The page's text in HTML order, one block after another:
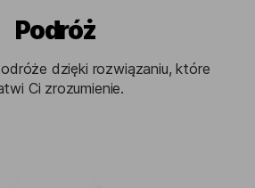
Podróż
dzięki rozwiązaniu, które
Ci zrozumienie.